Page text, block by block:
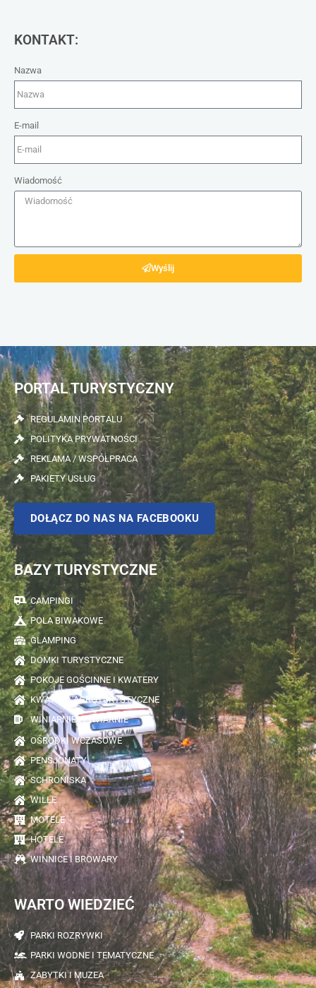
KONTAKT:
Nazwa
E-mail
Wiadomość
Wyślij
PORTAL TURYSTYCZNY
REGULAMIN PORTALU
POLITYKA PRYWATNOŚCI
REKLAMA / WSPÓŁPRACA
PAKIETY USŁUG
DOŁĄCZ DO NAS NA FACEBOOKU
BAZY TURYSTYCZNE
CAMPINGI
POLA BIWAKOWE
GLAMPING
DOMKI TURYSTYCZNE
POKOJE GOŚCINNE I KWATERY
KWATERY AGROTURYSTYCZNE
WINIARNIE I PIWIARNIE
OŚRODKI WCZASOWE
PENSJONATY
SCHRONISKA
WILLE
MOTELE
HOTELE
WINNICE I BROWARY
WARTO WIEDZIEĆ
PARKI ROZRYWKI
PARKI WODNE I TEMATYCZNE
ZABYTKI I MUZEA